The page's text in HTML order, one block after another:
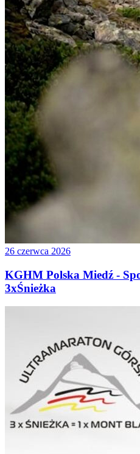
26 czerwca 2026
KGHM Polska Miedź -
3xŚnieżka